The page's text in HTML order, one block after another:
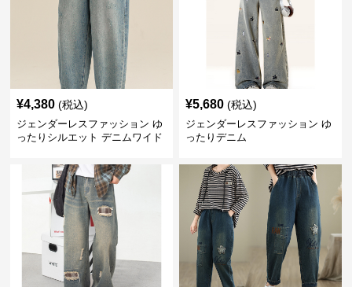
¥4,380 (税込)
ジェンダーレスファッション ゆ
ったりシルエット デニムワイド
¥5,680 (税込)
ジェンダーレスファッション ゆ
ったりデニム